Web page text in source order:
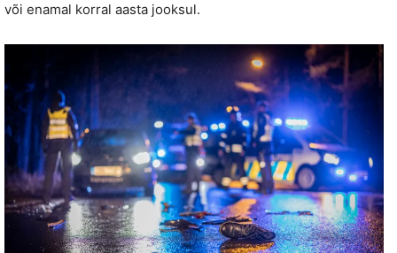
või enamal korral aasta jooksul.